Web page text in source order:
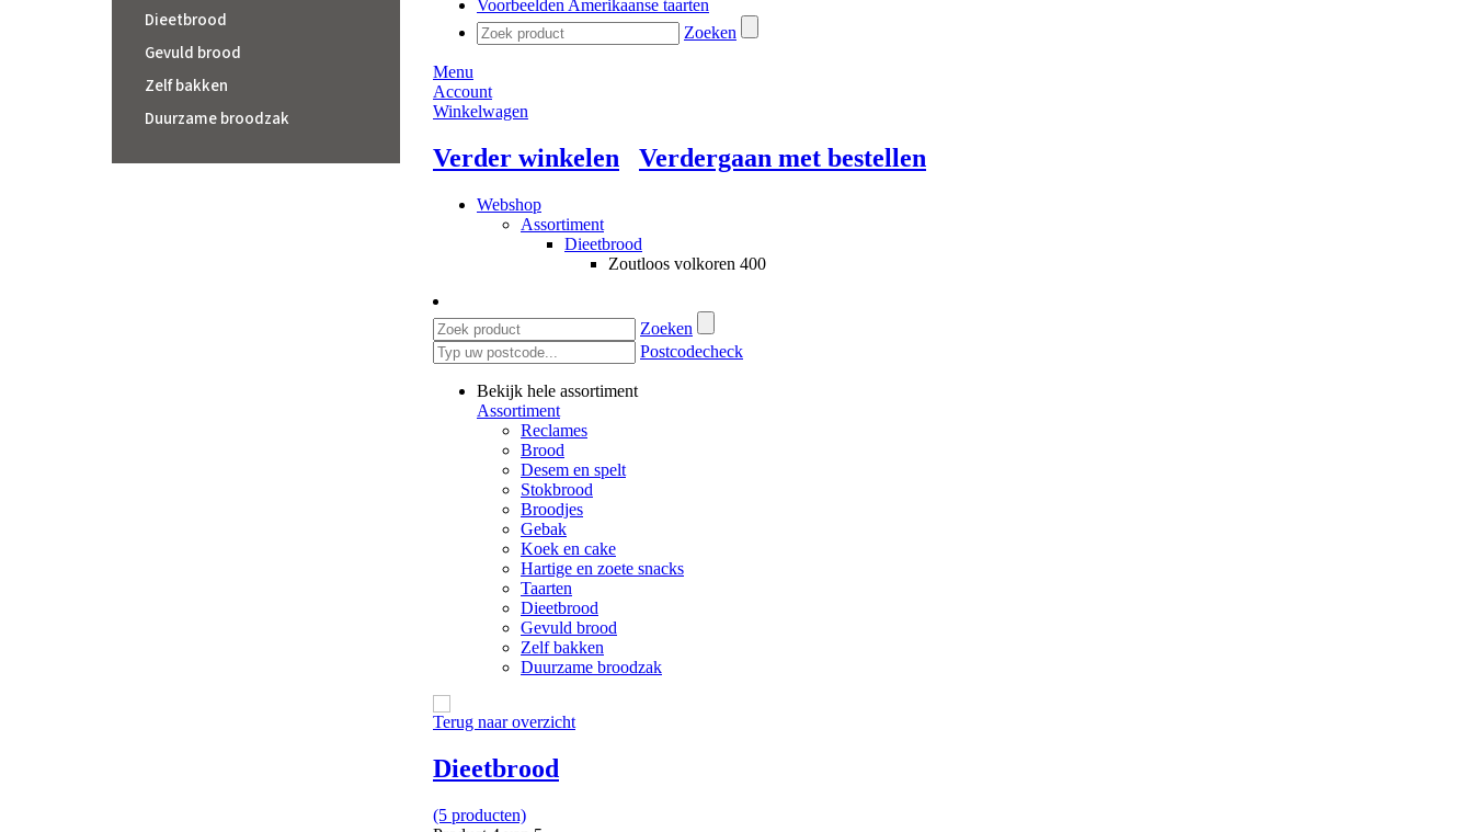
Dieetbrood
Gevuld brood
Zelf bakken
Duurzame broodzak